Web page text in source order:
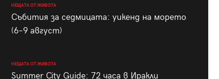
НЕЩАТА ОТ ЖИВОТА
Събития за седмицата: уикенд на морето
(6–9 август)
НЕЩАТА ОТ ЖИВОТА
Summer City Guide: 72 часа в Иракли